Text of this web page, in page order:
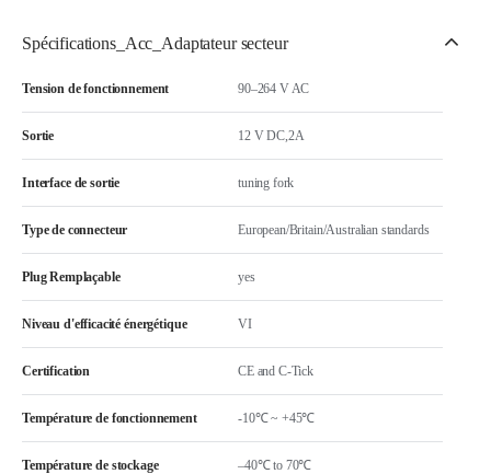
Spécifications_Acc_Adaptateur secteur
Tension de fonctionnement 90–264 V AC
Sortie 12 V DC,2A
Interface de sortie tuning fork
Type de connecteur European/Britain/Australian standards
Plug Remplaçable yes
Niveau d'efficacité énergétique VI
Certification CE and C-Tick
Température de fonctionnement -10℃ ~ +45℃
Température de stockage –40℃ to 70℃